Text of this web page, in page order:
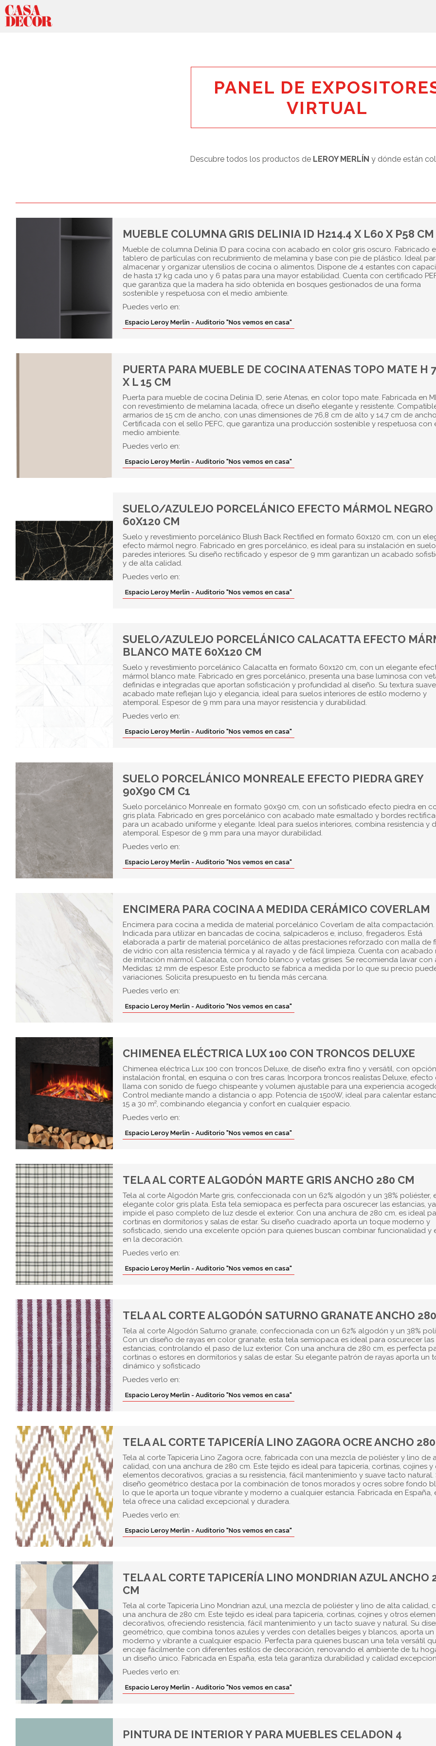
PANEL DE
VIRTUAL
Descubre todos los productos de LEROY MERLÍN y dónde están
MUEBLE COLUMNA GRIS DELINIA ID H214.4 X L60 X P58 CM
Mueble de columna Delinia ID para cocina con acabado en color gris oscuro. Fabricado
tablero de partículas con recubrimiento de melamina y base con pie de plástico. Ideal
almacenar y organizar utensilios de cocina o alimentos. Dispone de 4 estantes con
de hasta 17 kg cada uno y 6 patas para una mayor estabilidad. Cuenta con certificado
que garantiza que la madera ha sido obtenida en bosques gestionados de una forma
sostenible y respetuosa con el medio ambiente.
Puedes verlo en:
Espacio Leroy Merlin - Auditorio "Nos vemos en casa"
PUERTA PARA MUEBLE DE COCINA ATENAS TOPO MATE H
X L 15 CM
Puerta para mueble de cocina Delinia ID, serie Atenas, en color topo mate. Fabricada en
con revestimiento de melamina lacada, ofrece un diseño elegante y resistente.
armarios de 15 cm de ancho, con unas dimensiones de 76,8 cm de alto y 14,7 cm de
Certificada con el sello PEFC, que garantiza una producción sostenible y respetuosa con
medio ambiente.
Puedes verlo en:
Espacio Leroy Merlin - Auditorio "Nos vemos en casa"
SUELO/AZULEJO PORCELÁNICO EFECTO MÁRMOL NEGRO
60X120 CM
Suelo y revestimiento porcelánico Blush Back Rectified en formato 60x120 cm, con un
efecto mármol negro. Fabricado en gres porcelánico, es ideal para su instalación en
paredes interiores. Su diseño rectificado y espesor de 9 mm garantizan un acabado
y de alta calidad.
Puedes verlo en:
Espacio Leroy Merlin - Auditorio "Nos vemos en casa"
SUELO/AZULEJO PORCELÁNICO CALACATTA EFECTO
BLANCO MATE 60X120 CM
Suelo y revestimiento porcelánico Calacatta en formato 60x120 cm, con un elegante
mármol blanco mate. Fabricado en gres porcelánico, presenta una base luminosa con
definidas e integradas que aportan sofisticación y profundidad al diseño. Su textura
acabado mate reflejan lujo y elegancia, ideal para suelos interiores de estilo moderno y
atemporal. Espesor de 9 mm para una mayor resistencia y durabilidad.
Puedes verlo en:
Espacio Leroy Merlin - Auditorio "Nos vemos en casa"
SUELO PORCELÁNICO MONREALE EFECTO PIEDRA GREY
90X90 CM C1
Suelo porcelánico Monreale en formato 90x90 cm, con un sofisticado efecto piedra en
gris plata. Fabricado en gres porcelánico con acabado mate esmaltado y bordes
para un acabado uniforme y elegante. Ideal para suelos interiores, combina resistencia y
atemporal. Espesor de 9 mm para una mayor durabilidad.
Puedes verlo en:
Espacio Leroy Merlin - Auditorio "Nos vemos en casa"
ENCIMERA PARA COCINA A MEDIDA CERÁMICO COVERLAM
Encimera para cocina a medida de material porcelánico Coverlam de alta compactación.
Indicada para utilizar en bancadas de cocina, salpicaderos e, incluso, fregaderos. Está
elaborada a partir de material porcelánico de altas prestaciones reforzado con malla de
de vidrio con alta resistencia térmica y al rayado y de fácil limpieza. Cuenta con acabado
de imitación mármol Calacata, con fondo blanco y vetas grises. Se recomienda lavar con
Medidas: 12 mm de espesor. Este producto se fabrica a medida por lo que su precio
variaciones. Solicita presupuesto en tu tienda más cercana.
Puedes verlo en:
Espacio Leroy Merlin - Auditorio "Nos vemos en casa"
CHIMENEA ELÉCTRICA LUX 100 CON TRONCOS DELUXE
Chimenea eléctrica Lux 100 con troncos Deluxe, de diseño extra fino y versátil, con
instalación frontal, en esquina o con tres caras. Incorpora troncos realistas Deluxe, efecto
llama con sonido de fuego chispeante y volumen ajustable para una experiencia
Control mediante mando a distancia o app. Potencia de 1500W, ideal para calentar
15 a 30 m², combinando elegancia y confort en cualquier espacio.
Puedes verlo en:
Espacio Leroy Merlin - Auditorio "Nos vemos en casa"
TELA AL CORTE ALGODÓN MARTE GRIS ANCHO 280 CM
Tela al corte Algodón Marte gris, confeccionada con un 62% algodón y un 38% poliéster,
elegante color gris plata. Esta tela semiopaca es perfecta para oscurecer las estancias,
impide el paso completo de luz desde el exterior. Con una anchura de 280 cm, es ideal
cortinas en dormitorios y salas de estar. Su diseño cuadrado aporta un toque moderno y
sofisticado, siendo una excelente opción para quienes buscan combinar funcionalidad y
en la decoración.
Puedes verlo en:
Espacio Leroy Merlin - Auditorio "Nos vemos en casa"
TELA AL CORTE ALGODÓN SATURNO GRANATE ANCHO
Tela al corte Algodón Saturno granate, confeccionada con un 62% algodón y un 38%
Con un diseño de rayas en color granate, esta tela semiopaca es ideal para oscurecer las
estancias, controlando el paso de luz exterior. Con una anchura de 280 cm, es perfecta
cortinas o estores en dormitorios y salas de estar. Su elegante patrón de rayas aporta un
dinámico y sofisticado
Puedes verlo en:
Espacio Leroy Merlin - Auditorio "Nos vemos en casa"
TELA AL CORTE TAPICERÍA LINO ZAGORA OCRE ANCHO
Tela al corte Tapicería Lino Zagora ocre, fabricada con una mezcla de poliéster y lino de
calidad, con una anchura de 280 cm. Este tejido es ideal para tapicería, cortinas, cojines y
elementos decorativos, gracias a su resistencia, fácil mantenimiento y suave tacto natural.
diseño geométrico destaca por la combinación de tonos morados y ocres sobre fondo
lo que le aporta un toque vibrante y moderno a cualquier estancia. Fabricada en España,
tela ofrece una calidad excepcional y duradera.
Puedes verlo en:
Espacio Leroy Merlin - Auditorio "Nos vemos en casa"
TELA AL CORTE TAPICERÍA LINO MONDRIAN AZUL ANCHO
CM
Tela al corte Tapicería Lino Mondrian azul, una mezcla de poliéster y lino de alta calidad,
una anchura de 280 cm. Este tejido es ideal para tapicería, cortinas, cojines y otros
decorativos, ofreciendo resistencia, fácil mantenimiento y un tacto suave y natural. Su
geométrico, que combina tonos azules y verdes con detalles beiges y blancos, aporta
moderno y vibrante a cualquier espacio. Perfecta para quienes buscan una tela versátil
encaje fácilmente con diferentes estilos de decoración, renovando el ambiente de tu
un diseño único. Fabricada en España, esta tela garantiza durabilidad y calidad
Puedes verlo en:
Espacio Leroy Merlin - Auditorio "Nos vemos en casa"
PINTURA DE INTERIOR Y PARA MUEBLES CELADON 4